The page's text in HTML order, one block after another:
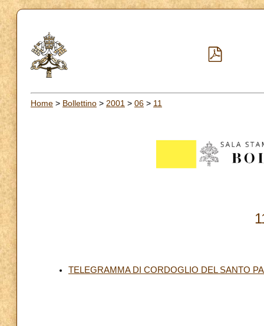
Home > Bollettino > 2001 > 06 > 11
TELEGRAMMA DI CORDOGLIO DEL SANTO